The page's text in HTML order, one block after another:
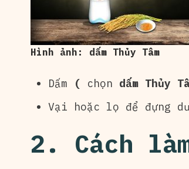
Hình ảnh: dấm Thủy Tâm
Dấm ( chọn dấm Thủy
Vại hoặc lọ để đựng
2. Cách